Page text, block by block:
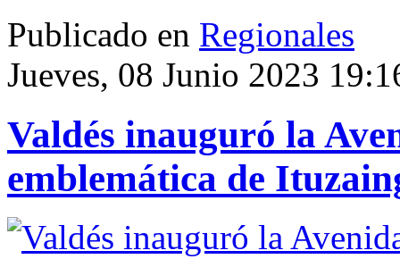
Publicado en Regionales
Jueves, 08 Junio 2023
Valdés inauguró la
emblemática de